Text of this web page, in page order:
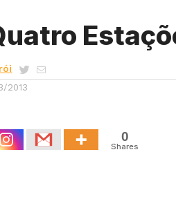
2013
0
Shares